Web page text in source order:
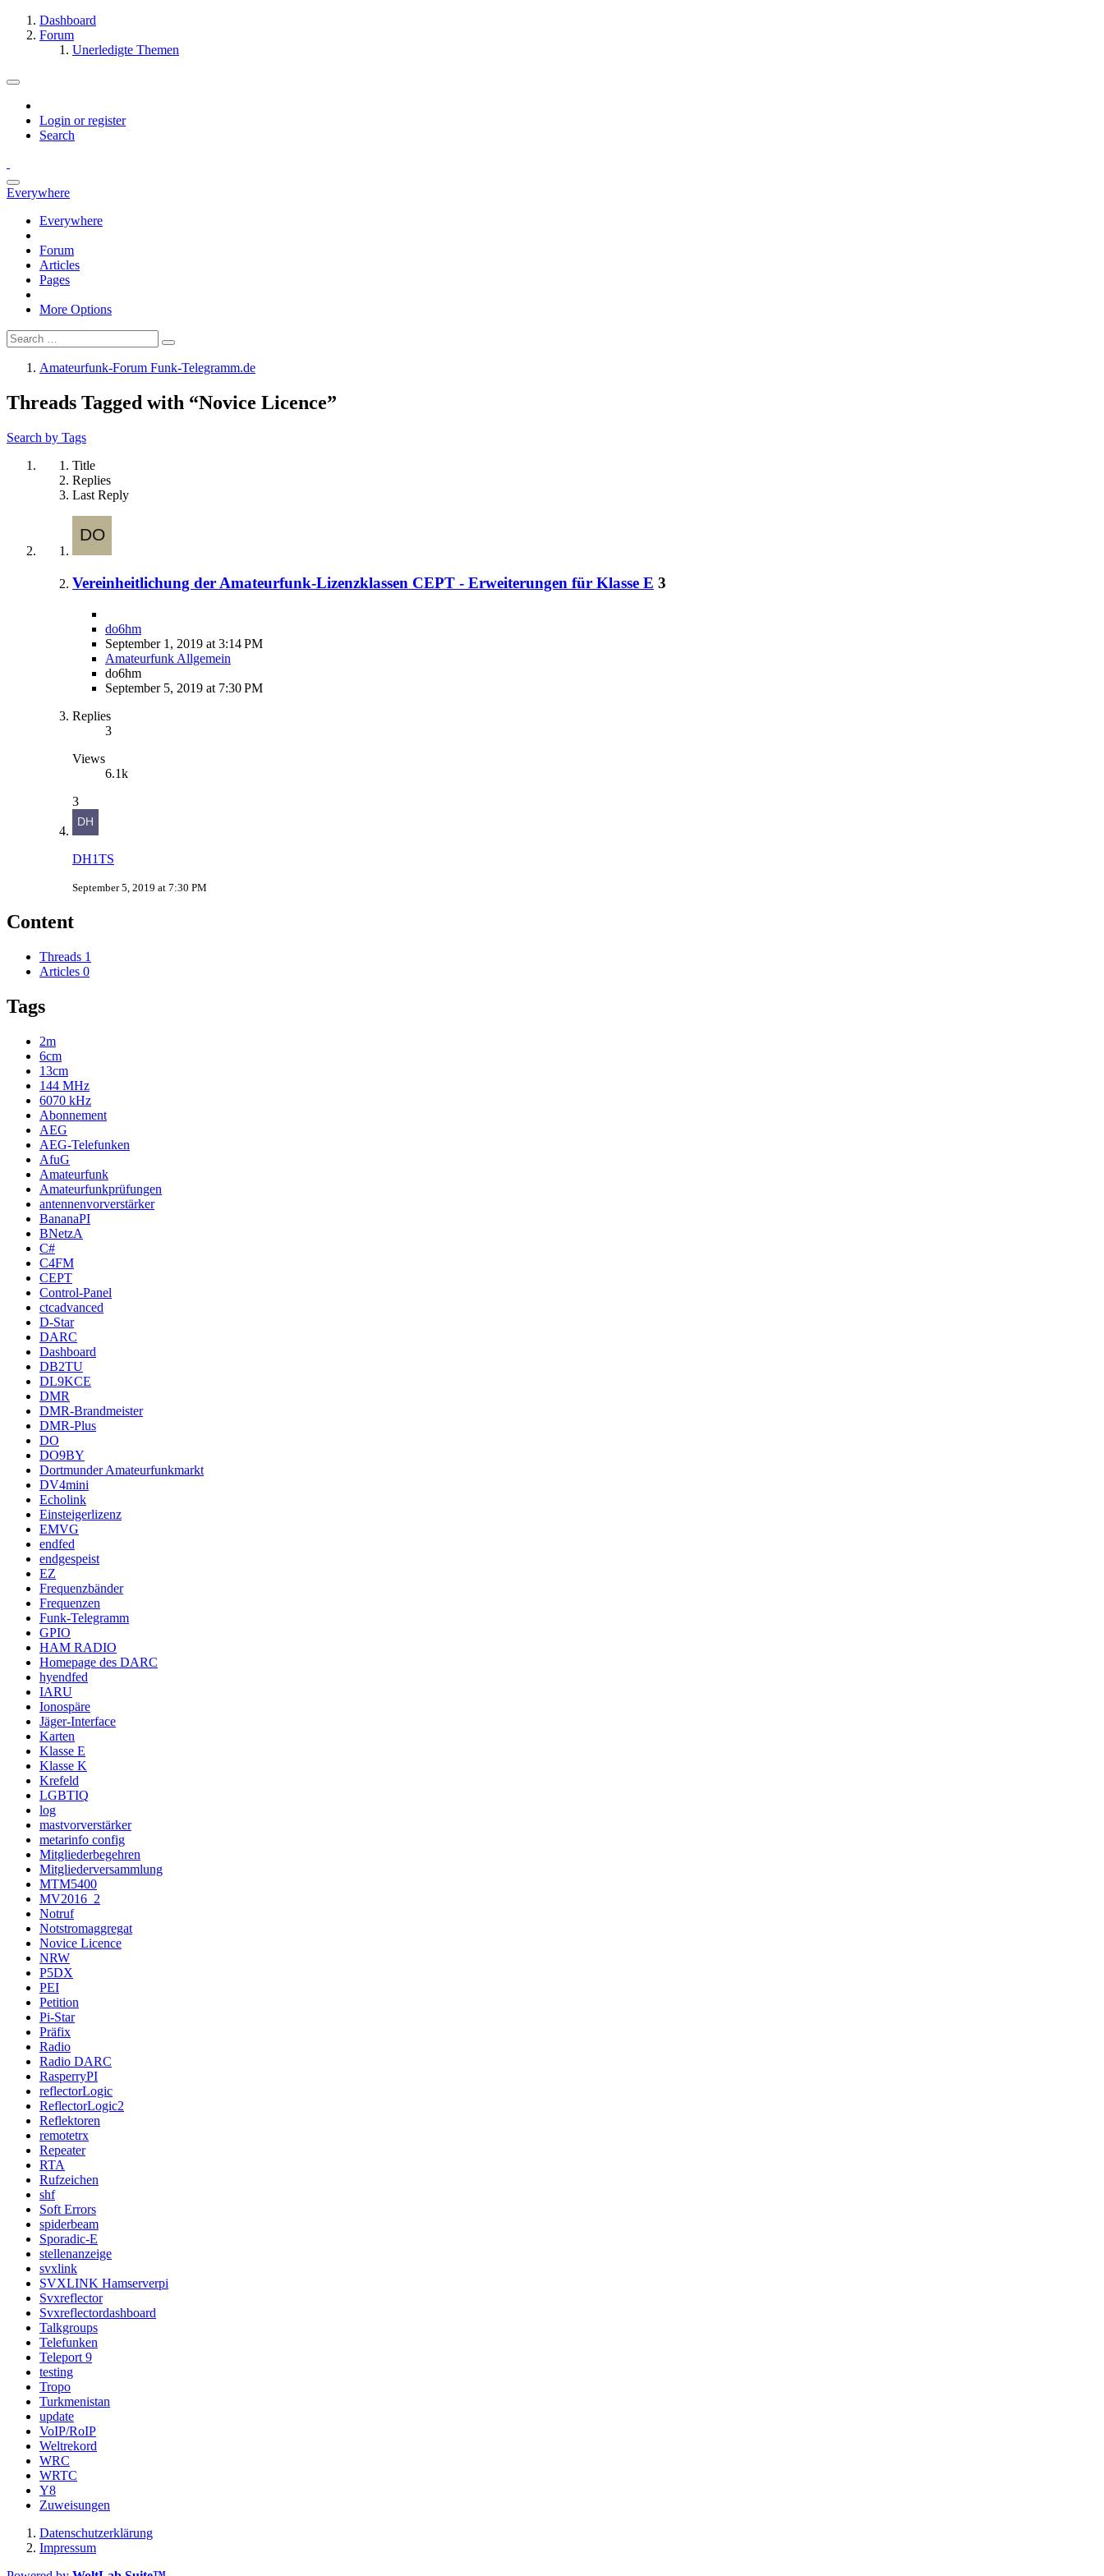
Dashboard
Forum
Unerledigte Themen
Login or register
Search
Everywhere
Everywhere
Forum
Articles
Pages
More Options
Amateurfunk-Forum Funk-Telegramm.de
Threads Tagged with “Novice Licence”
Search by Tags
Title
Replies
Last Reply
Vereinheitlichung der Amateurfunk-Lizenzklassen CEPT - Erweiterungen für Klasse E 3
do6hm
September 1, 2019 at 3:14 PM
Amateurfunk Allgemein
do6hm
September 5, 2019 at 7:30 PM
Replies
3
Views
6.1k
3
DH1TS
September 5, 2019 at 7:30 PM
Content
Threads 1
Articles 0
Tags
2m
6cm
13cm
144 MHz
6070 kHz
Abonnement
AEG
AEG-Telefunken
AfuG
Amateurfunk
Amateurfunkprüfungen
antennenvorverstärker
BananaPI
BNetzA
C#
C4FM
CEPT
Control-Panel
ctcadvanced
D-Star
DARC
Dashboard
DB2TU
DL9KCE
DMR
DMR-Brandmeister
DMR-Plus
DO
DO9BY
Dortmunder Amateurfunkmarkt
DV4mini
Echolink
Einsteigerlizenz
EMVG
endfed
endgespeist
EZ
Frequenzbänder
Frequenzen
Funk-Telegramm
GPIO
HAM RADIO
Homepage des DARC
hyendfed
IARU
Ionospäre
Jäger-Interface
Karten
Klasse E
Klasse K
Krefeld
LGBTIQ
log
mastvorverstärker
metarinfo config
Mitgliederbegehren
Mitgliederversammlung
MTM5400
MV2016_2
Notruf
Notstromaggregat
Novice Licence
NRW
P5DX
PEI
Petition
Pi-Star
Präfix
Radio
Radio DARC
RasperryPI
reflectorLogic
ReflectorLogic2
Reflektoren
remotetrx
Repeater
RTA
Rufzeichen
shf
Soft Errors
spiderbeam
Sporadic-E
stellenanzeige
svxlink
SVXLINK Hamserverpi
Svxreflector
Svxreflectordashboard
Talkgroups
Telefunken
Teleport 9
testing
Tropo
Turkmenistan
update
VoIP/RoIP
Weltrekord
WRC
WRTC
Y8
Zuweisungen
Datenschutzerklärung
Impressum